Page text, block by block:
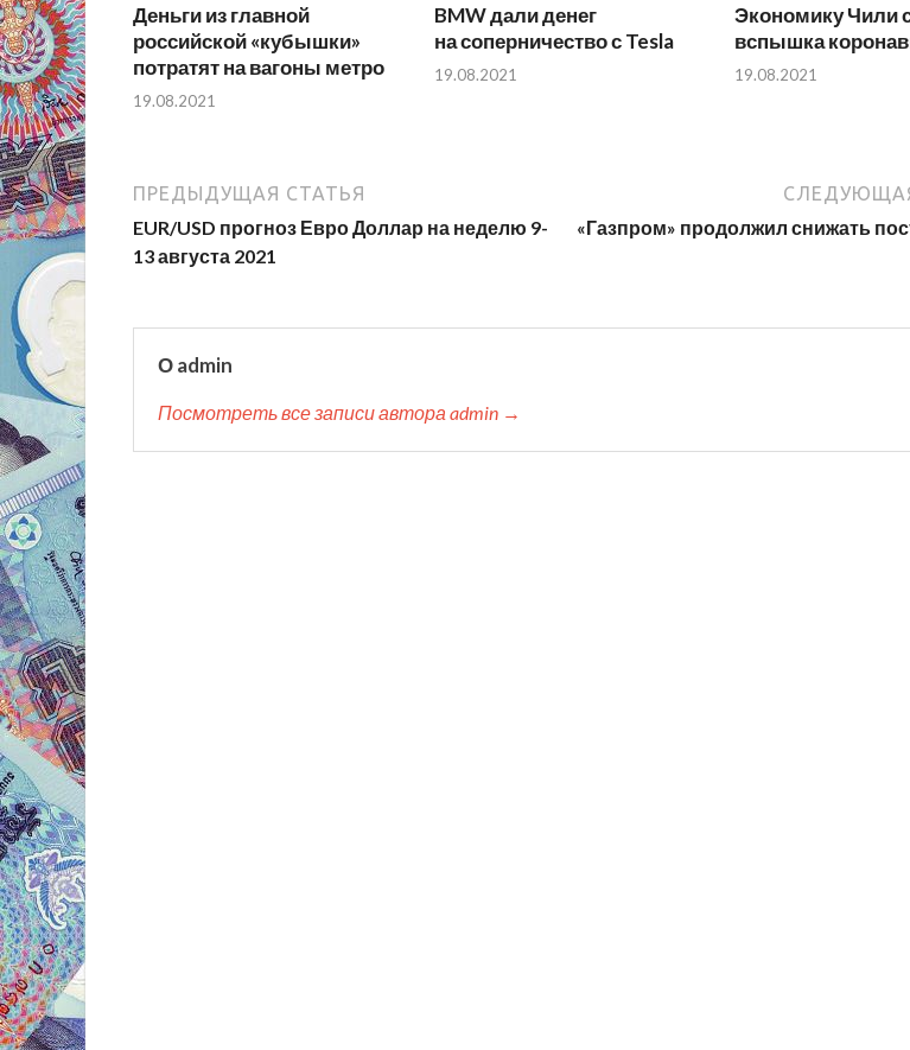
Деньги из главной
российской «кубышки»
потратят на вагоны метро
19.08.2021
BMW дали денег
на соперничество с Tesla
19.08.2021
Экономику Чили
вспышка
19.08.2021
ПРЕДЫДУЩАЯ СТАТЬЯ
EUR/USD прогноз Евро Доллар на неделю 9-
13 августа 2021
«Газпром» продолжил снижать
О admin
Посмотреть все записи автора admin →